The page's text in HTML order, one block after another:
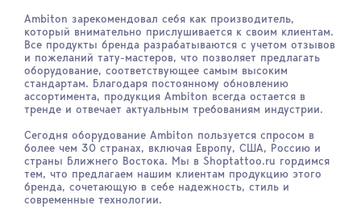
Ambiton зарекомендовал себя как производитель,
который внимательно прислушивается к своим клиентам.
Все продукты бренда разрабатываются с учетом отзывов
и пожеланий тату-мастеров, что позволяет предлагать
оборудование, соответствующее самым высоким
стандартам. Благодаря постоянному обновлению
ассортимента, продукция Ambiton всегда остается в
тренде и отвечает актуальным требованиям индустрии.
Сегодня оборудование Ambiton пользуется спросом в
более чем 30 странах, включая Европу, США, Россию и
страны Ближнего Востока. Мы в Shoptattoo.ru гордимся
тем, что предлагаем нашим клиентам продукцию этого
бренда, сочетающую в себе надежность, стиль и
современные технологии.